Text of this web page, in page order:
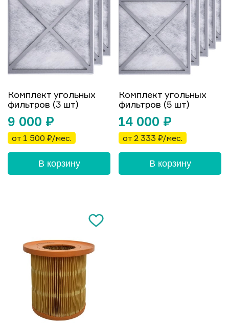
Комплект угольных
фильтров (3 шт)
9 000 ₽
от 1 500 ₽/мес.
В корзину
Комплект угольных
фильтров (5 шт)
14 000 ₽
от 2 333 ₽/мес.
В корзину